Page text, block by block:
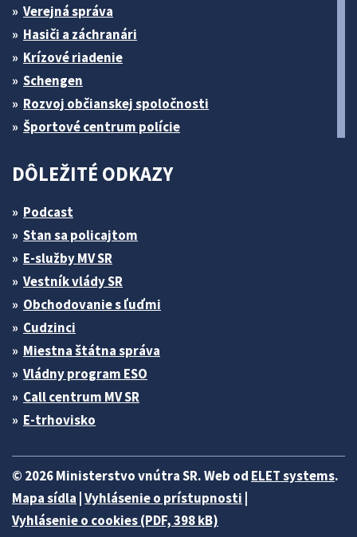
Verejná správa
Hasiči a záchranári
Krízové riadenie
Schengen
Rozvoj občianskej spoločnosti
Športové centrum polície
DÔLEŽITÉ ODKAZY
Podcast
Stan sa policajtom
E-služby MV SR
Vestník vlády SR
Obchodovanie s ľuďmi
Cudzinci
Miestna štátna správa
Vládny program ESO
Call centrum MV SR
E-trhovisko
© 2026 Ministerstvo vnútra SR. Web od ELET systems.
Mapa sídla Vyhlásenie o prístupnosti
Vyhlásenie o cookies (PDF, 398 kB)